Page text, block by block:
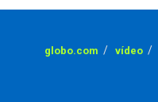
globo.com vídeo